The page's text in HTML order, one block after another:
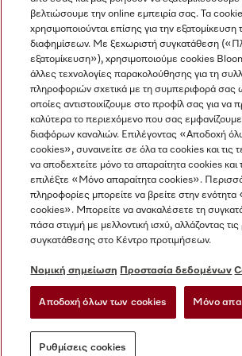
Η εταιρεία μας
Όροι και Προϋποθέσεις
Προστασία δεδομένων
Όροι Χρήσης
Δήλωση Προσβασιμότητας
Νόμος για τις ψηφιακές υπηρεσίες
Ρυθμίσεις cookies
Miele στο Instagram
Miele στο Facebook
Miele στο Youtube
βελτιώσουμε την online εμπειρία σας. Τα
χρησιμοποιούνται επίσης για την εξατομίκευση
διαφημίσεων. Με ξεχωριστή συγκατάθεση
εξατομίκευση»), χρησιμοποιούμε cookies
άλλες τεχνολογίες παρακολούθησης για τη
πληροφοριών σχετικά με τη συμπεριφορά σας
οποίες αντιστοιχίζουμε στο προφίλ σας για να
καλύτερα το περιεχόμενο που σας
διαφόρων καναλιών. Επιλέγοντας «Αποδοχή
cookies», συναινείτε σε όλα τα cookies και τις
να αποδεχτείτε μόνο τα απαραίτητα cookies και
επιλέξτε «Μόνο απαραίτητα cookies».
πληροφορίες μπορείτε να βρείτε στην ενότητα
cookies». Μπορείτε να ανακαλέσετε τη
πάσα στιγμή με μελλοντική ισχύ, αλλάζοντας τις
συγκατάθεσης στο Κέντρο προτιμήσεων.
Νομική σημείωση Προστασία δεδομένων
Αποδοχή όλων των cookies Μόνο
Ρυθμίσεις cookies